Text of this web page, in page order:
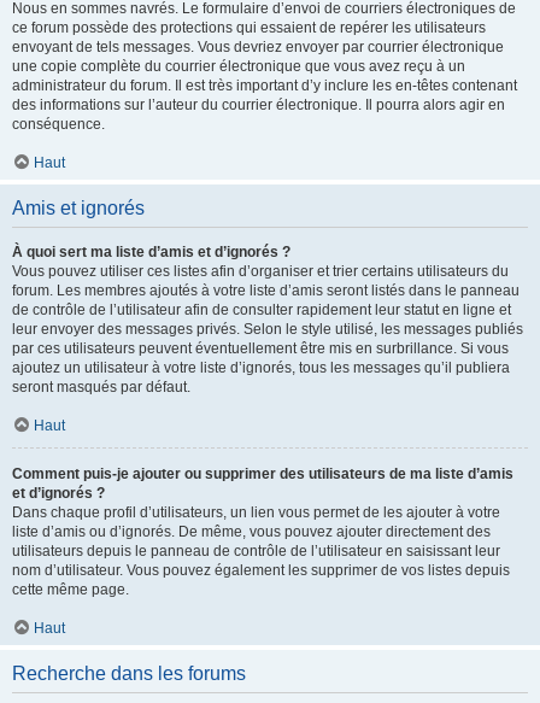
Nous en sommes navrés. Le formulaire d’envoi de courriers électroniques de
ce forum possède des protections qui essaient de repérer les utilisateurs
envoyant de tels messages. Vous devriez envoyer par courrier électronique
une copie complète du courrier électronique que vous avez reçu à un
administrateur du forum. Il est très important d’y inclure les en-têtes contenant
des informations sur l’auteur du courrier électronique. Il pourra alors agir en
conséquence.
Haut
Amis et ignorés
À quoi sert ma liste d’amis et d’ignorés ?
Vous pouvez utiliser ces listes afin d’organiser et trier certains utilisateurs du
forum. Les membres ajoutés à votre liste d’amis seront listés dans le panneau
de contrôle de l’utilisateur afin de consulter rapidement leur statut en ligne et
leur envoyer des messages privés. Selon le style utilisé, les messages publiés
par ces utilisateurs peuvent éventuellement être mis en surbrillance. Si vous
ajoutez un utilisateur à votre liste d’ignorés, tous les messages qu’il publiera
seront masqués par défaut.
Haut
Comment puis-je ajouter ou supprimer des utilisateurs de ma liste d’amis
et d’ignorés ?
Dans chaque profil d’utilisateurs, un lien vous permet de les ajouter à votre
liste d’amis ou d’ignorés. De même, vous pouvez ajouter directement des
utilisateurs depuis le panneau de contrôle de l’utilisateur en saisissant leur
nom d’utilisateur. Vous pouvez également les supprimer de vos listes depuis
cette même page.
Haut
Recherche dans les forums